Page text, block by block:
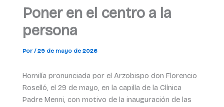
Poner en el centro a la
persona
Por /29 de mayo de 2026
Homilía pronunciada por el Arzobispo don Florencio
Roselló, el 29 de mayo, en la capilla de la Clínica
Padre Menni, con motivo de la inauguración de las